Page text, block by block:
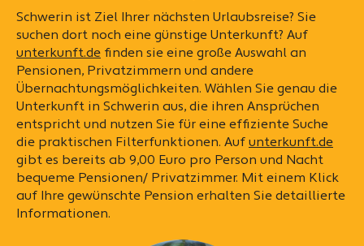
Schwerin ist Ziel Ihrer nächsten Urlaubsreise? Sie
suchen dort noch eine günstige Unterkunft? Auf
unterkunft.de finden sie eine große Auswahl an
Pensionen, Privatzimmern und andere
Übernachtungsmöglichkeiten. Wählen Sie genau die
Unterkunft in Schwerin aus, die ihren Ansprüchen
entspricht und nutzen Sie für eine effiziente Suche
die praktischen Filterfunktionen. Auf unterkunft.de
gibt es bereits ab 9,00 Euro pro Person und Nacht
bequeme Pensionen/ Privatzimmer. Mit einem Klick
auf Ihre gewünschte Pension erhalten Sie detaillierte
Informationen.